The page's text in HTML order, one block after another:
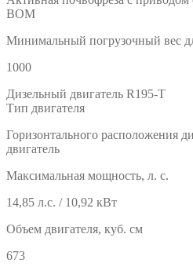
ВОМ
Минимальный погрузочный вес
1000
Дизельный двигатель R195-T
Тип двигателя
Горизонтального расположения
двигатель
Максимальная мощность, л. с.
14,85 л.с. / 10,92 кВт
Объем двигателя, куб. см
673